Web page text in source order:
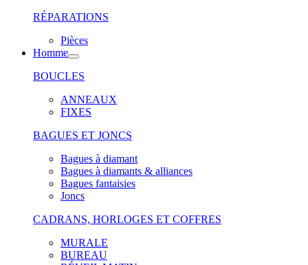
RÉPARATIONS
Pièces
Homme
BOUCLES
ANNEAUX
FIXES
BAGUES ET JONCS
Bagues à diamant
Bagues à diamants & alliances
Bagues fantaisies
Joncs
CADRANS, HORLOGES ET COFFRES
MURALE
BUREAU